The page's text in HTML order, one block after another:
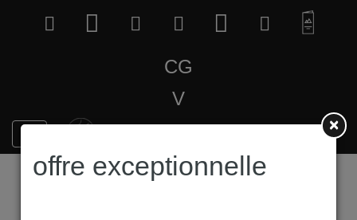
CG
V
×
offre exceptionnelle